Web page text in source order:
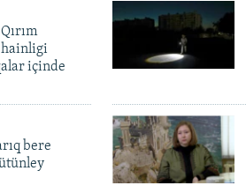
hainligi
içinde
bere